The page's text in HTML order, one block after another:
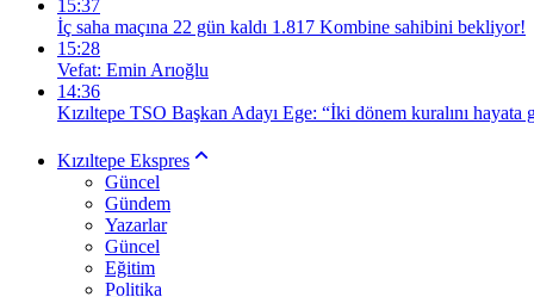
15:37
İç saha maçına 22 gün kaldı 1.817 Kombine sahibini bekliyor!
15:28
Vefat: Emin Arıoğlu
14:36
Kızıltepe TSO Başkan Adayı Ege: “İki dönem kuralını hayata
Kızıltepe Ekspres
Güncel
Gündem
Yazarlar
Güncel
Eğitim
Politika